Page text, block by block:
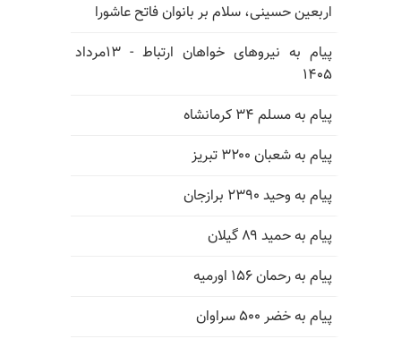
اربعین حسینی، سلام بر بانوان فاتح عاشورا
پیام به نیروهای خواهان ارتباط - ۱۳مرداد
۱۴۰۵
پیام به مسلم ۳۴ کرمانشاه
پیام به شعبان ۳۲۰۰ تبریز
پیام به وحید ۲۳۹۰ برازجان
پیام به حمید ۸۹ گیلان
پیام به رحمان ۱۵۶ اورمیه
پیام به خضر ۵۰۰ سراوان